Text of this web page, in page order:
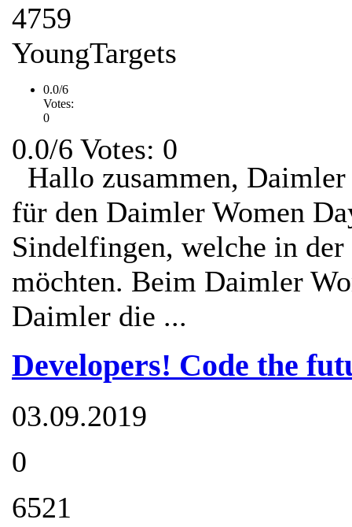
4759
YoungTargets
0.0/6
Votes:
0
0.0/6 Votes: 0
Hallo zusammen,
für den Daimler Women
Sindelfingen, welche in
möchten. Beim Daimler
Daimler die ...
Developers! Code the
03.09.2019
0
6521